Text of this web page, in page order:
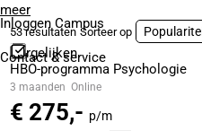
Inloggen Campus
Contact& service
meer
53 resultaten Sorteer op
Vergelijken
HBO-programma Psychologie
3 maanden Online
€ 275,- p/m